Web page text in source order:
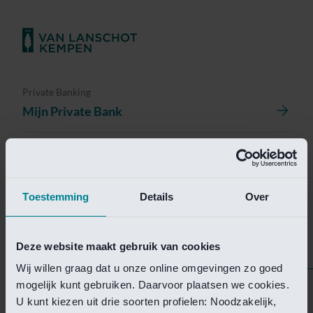
Toestemming Details Over
Deze website maakt gebruik van cookies
Wij willen graag dat u onze online omgevingen zo goed
mogelijk kunt gebruiken. Daarvoor plaatsen we cookies.
U kunt kiezen uit drie soorten profielen: Noodzakelijk,
Private Banking
Mijn Private Bank
Helaas is deze pagina